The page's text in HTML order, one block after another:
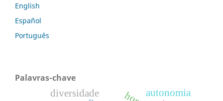
English
Español
Português
Palavras-chave
autonomia
diversidade